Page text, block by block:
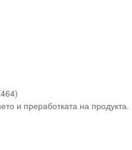
и преработката на продукта.